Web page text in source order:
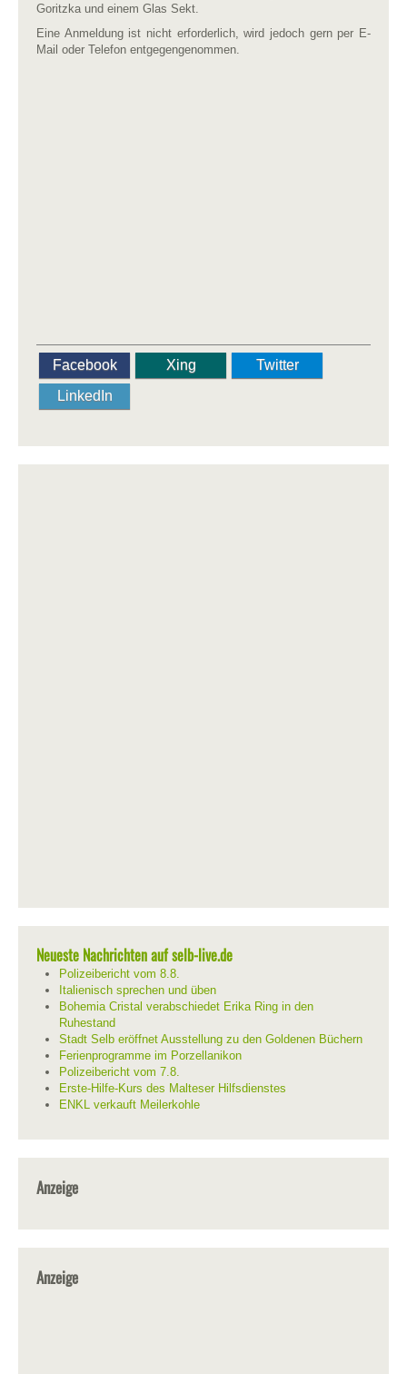
Goritzka und einem Glas Sekt.
Eine Anmeldung ist nicht erforderlich, wird jedoch gern per E-
Mail oder Telefon entgegengenommen.
Facebook Xing
Twitter
LinkedIn
Neueste Nachrichten auf selb-live.de
Polizeibericht vom 8.8.
Italienisch sprechen und üben
Bohemia Cristal verabschiedet Erika Ring in den
Ruhestand
Stadt Selb eröffnet Ausstellung zu den Goldenen Büchern
Ferienprogramme im Porzellanikon
Polizeibericht vom 7.8.
Erste-Hilfe-Kurs des Malteser Hilfsdienstes
ENKL verkauft Meilerkohle
Anzeige
Anzeige